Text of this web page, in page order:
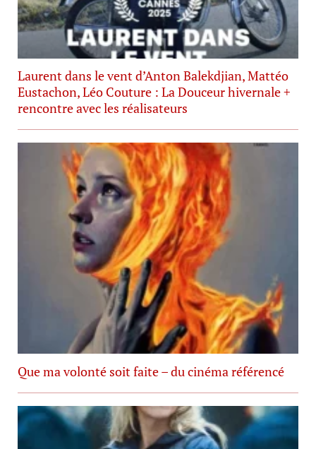
Laurent dans le vent d’Anton Balekdjian, Mattéo
Eustachon, Léo Couture : La Douceur hivernale +
rencontre avec les réalisateurs
Que ma volonté soit faite – du cinéma référencé